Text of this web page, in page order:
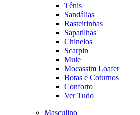
Tênis
Sandálias
Rasteirinhas
Sapatilhas
Chinelos
Scarpin
Mule
Mocassim Loafer
Botas e Coturnos
Conforto
Ver Tudo
Masculino